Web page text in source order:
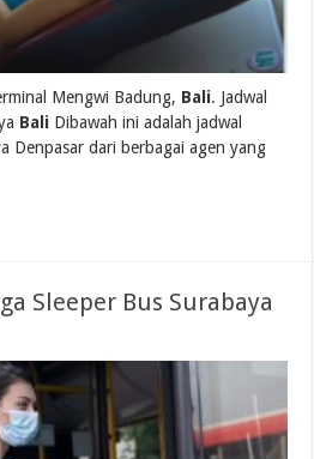
Mengwi Badung, Bali. Jadwal
Bali Dibawah ini adalah jadwal
Denpasar dari berbagai agen yang
Sleeper Bus Surabaya